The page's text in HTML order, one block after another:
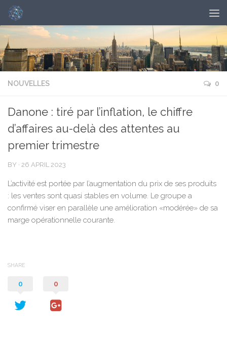
NOUVELLES 0
Danone : tiré par l’inflation, le chiffre
d’affaires au-delà des attentes au
premier trimestre
BY · 26 APRIL 2023
L’activité est portée par l’augmentation du prix de ses produits
: les ventes sont quasi stables en volume. Le groupe a
confirmé viser en parallèle une amélioration «modérée» de sa
marge opérationnelle courante.
SHARE
0 0